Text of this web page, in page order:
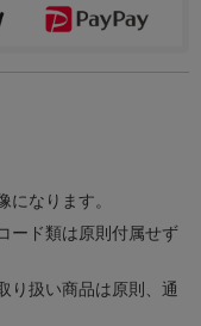
なります。
ード類は原則付属せず
り扱い商品は原則、通